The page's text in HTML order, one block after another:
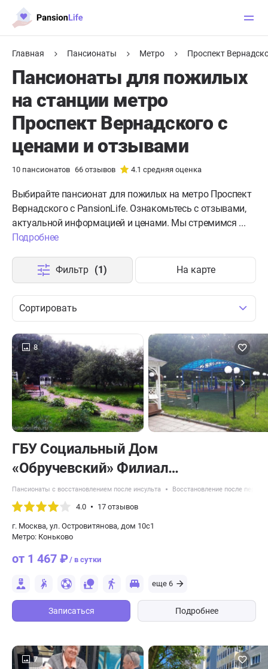
Главная Пансионаты Метро Проспект
Пансионаты для пожилых
на станции метро
Проспект Вернадского с
ценами и отзывами
10 пансионатов 66 отзывов 4.1 средняя оценка
Выбирайте пансионат для пожилых на метро Проспект
Вернадского с PansionLife. Ознакомьтесь с отзывами,
актуальной информацией и ценами. Мы стремимся ...
Подробнее
Сортировать
Фильтр (1) На карте
8
ГБУ Социальный Дом
«Обручевский» Филиал
«Геронтологический центр
«Тропарёво»
Пансионаты с восстановлением после инсульта Восстановление после
4.0 17 отзывов
г. Москва, ул. Островитянова, дом 10с1
Метро: Коньково
от 1 467 ₽/ в сутки
еще 6
Записаться Подробнее
7